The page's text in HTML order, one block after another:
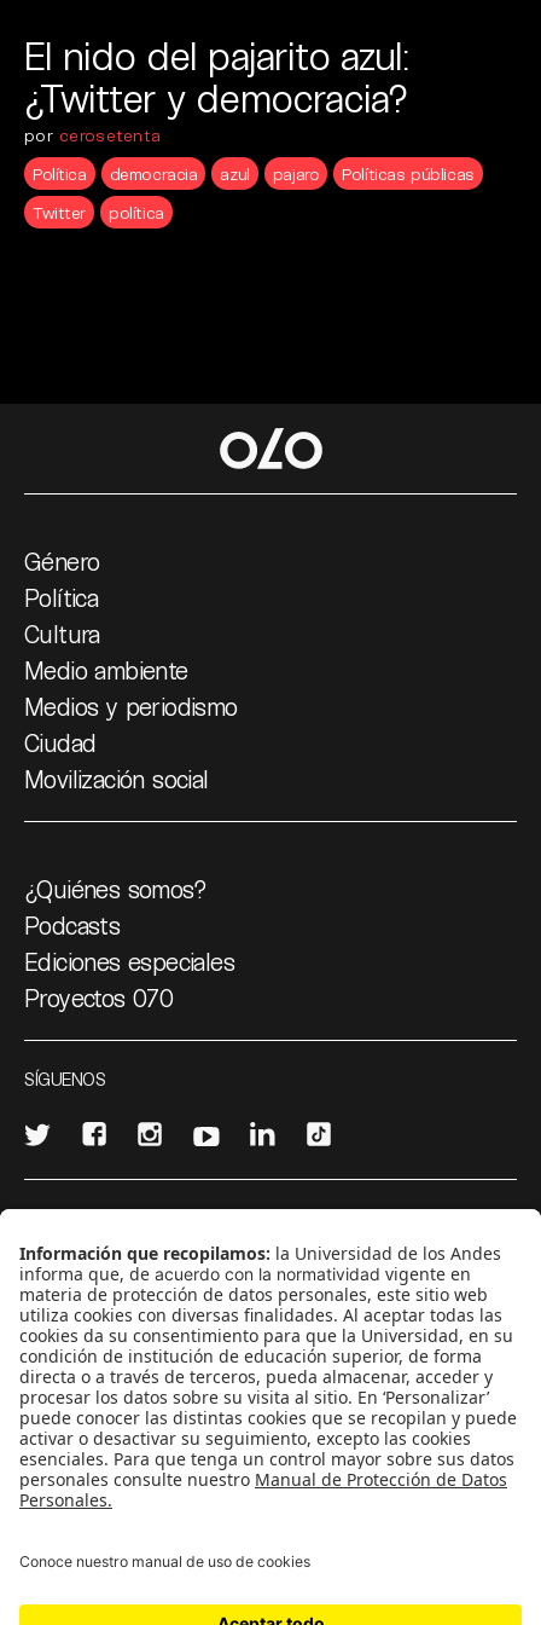
El nido del pajarito azul:
¿Twitter y democracia?
por cerosetenta
Política
democracia azul pajaro
Políticas públicas
Twitter
política
Género
Política
Cultura
Medio ambiente
Medios y periodismo
Ciudad
Movilización social
¿Quiénes somos?
Podcasts
Ediciones especiales
Proyectos 070
SÍGUENOS
CONTÁCTANOS
cerosetenta@uniandes.edu.co
BOGOTÁ, COLOMBIA
NEWSLETTER